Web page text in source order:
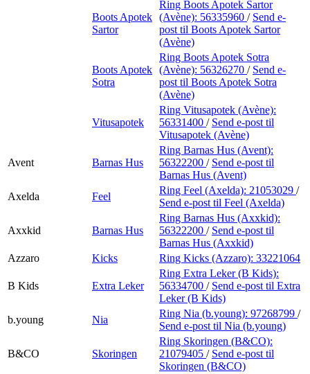
Boots Apotek
Sartor
Ring Boots Apotek Sartor
(Avène): 56335960 / Send e-
post til Boots Apotek Sartor
(Avène)
Boots Apotek
Sotra
Ring Boots Apotek Sotra
(Avène): 56326270 / Send e-
post til Boots Apotek Sotra
(Avène)
Vitusapotek
Ring Vitusapotek (Avène):
56331400 / Send e-post til
Vitusapotek (Avène)
Avent Barnas Hus
Ring Barnas Hus (Avent):
56322200 / Send e-post til
Barnas Hus (Avent)
Axelda
Feel
Ring Feel (Axelda): 21053029 /
Send e-post til Feel (Axelda)
Axxkid Barnas Hus
Ring Barnas Hus (Axxkid):
56322200 / Send e-post til
Barnas Hus (Axxkid)
Azzaro
Kicks Ring Kicks (Azzaro): 33221064
B Kids Extra Leker
Ring Extra Leker (B Kids):
56334700 / Send e-post til Extra
Leker (B Kids)
b.young
Nia
Ring Nia (b.young): 97268799 /
Send e-post til Nia (b.young)
B&CO Skoringen
Ring Skoringen (B&CO):
21079405 / Send e-post til
Skoringen (B&CO)